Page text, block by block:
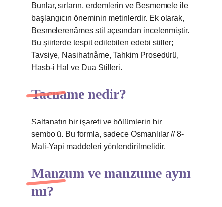
Bunlar, sırların, erdemlerin ve Besmemele ile
başlangıcın öneminin metinlerdir. Ek olarak,
Besmelerenâmes stil açısından incelenmiştir.
Bu şiirlerde tespit edilebilen edebi stiller;
Tavsiye, Nasihatnâme, Tahkim Prosedürü,
Hasb-i Hal ve Dua Stilleri.
Tacname nedir?
Saltanatın bir işareti ve bölümlerin bir
sembolü. Bu formla, sadece Osmanlılar // 8-
Mali-Yapi maddeleri yönlendirilmelidir.
Manzum ve manzume aynı
mı?